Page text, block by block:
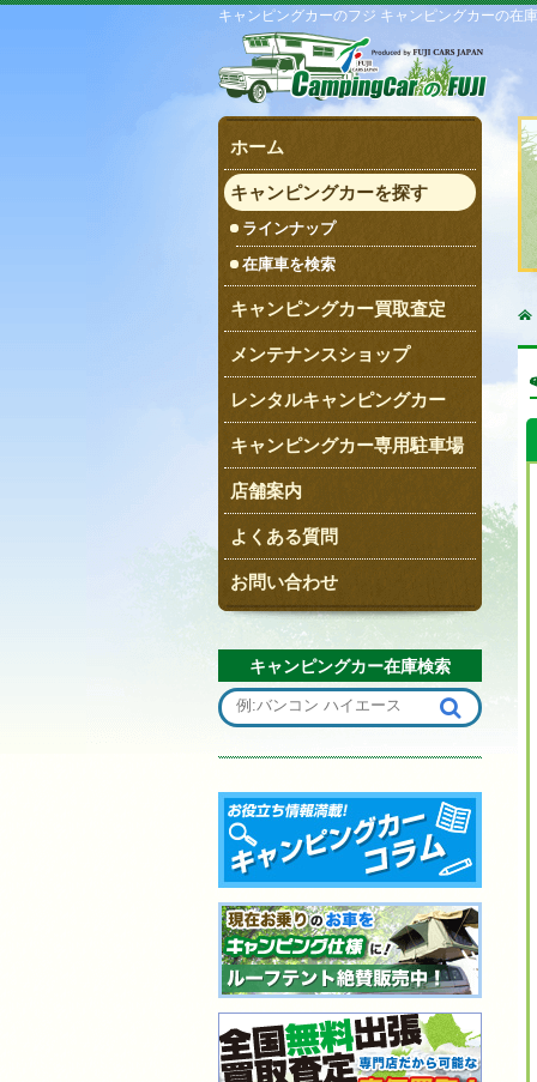
キャンピングカーのフジ キャンピングカーの在
ホーム
キャンピングカーを探す
ラインナップ
在庫車を検索
キャンピングカー買取査定
メンテナンスショップ
レンタルキャンピングカー
キャンピングカー専用駐車場
店舗案内
よくある質問
お問い合わせ
キャンピングカー在庫検索